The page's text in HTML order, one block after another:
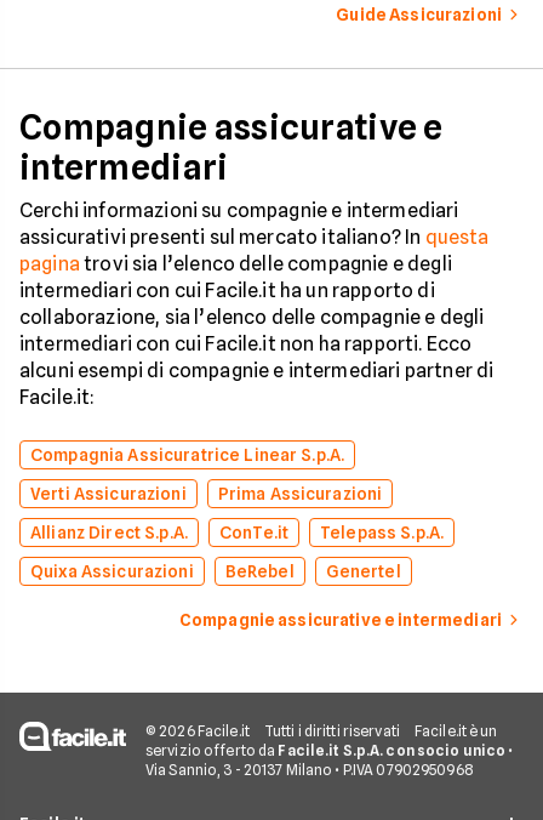
Guide Assicurazioni
Compagnie assicurative e
intermediari
Cerchi informazioni su compagnie e intermediari
assicurativi presenti sul mercato italiano? In questa
pagina trovi sia l’elenco delle compagnie e degli
intermediari con cui Facile.it ha un rapporto di
collaborazione, sia l’elenco delle compagnie e degli
intermediari con cui Facile.it non ha rapporti. Ecco
alcuni esempi di compagnie e intermediari partner di
Facile.it:
Compagnia Assicuratrice Linear S.p.A.
Verti Assicurazioni
Prima Assicurazioni
Allianz Direct S.p.A.
ConTe.it
Telepass S.p.A.
Quixa Assicurazioni
BeRebel Genertel
Compagnie assicurative e intermediari
© 2026 Facile.it Tutti i diritti riservati
Facile.it è un
servizio offerto da Facile.it S.p.A. con socio unico •
Via Sannio, 3 - 20137 Milano • P.IVA 07902950968